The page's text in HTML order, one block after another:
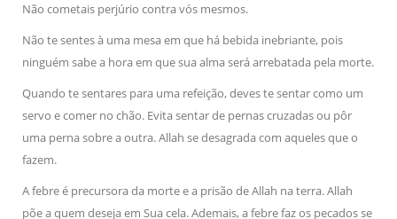
Não cometais perjúrio contra vós mesmos.
Não te sentes à uma mesa em que há bebida inebriante, pois
ninguém sabe a hora em que sua alma será arrebatada pela morte.
Quando te sentares para uma refeição, deves te sentar como um
servo e comer no chão. Evita sentar de pernas cruzadas ou pôr
uma perna sobre a outra. Allah se desagrada com aqueles que o
fazem.
A febre é precursora da morte e a prisão de Allah na terra. Allah
põe a quem deseja em Sua cela. Ademais, a febre faz os pecados se